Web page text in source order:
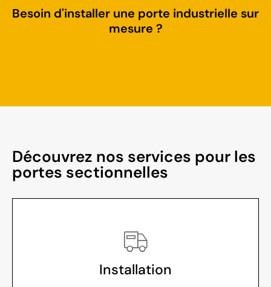
Besoin d'installer une porte industrielle sur
mesure ?
Découvrez nos services pour les
portes sectionnelles​
Installation